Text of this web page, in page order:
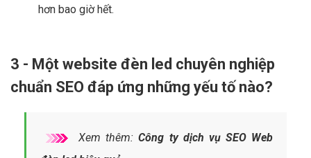
hơn bao giờ hết.
3 - Một website đèn led chuyên nghiệp
chuẩn SEO đáp ứng những yếu tố nào?
Xem thêm:Công ty dịch vụ SEO Web